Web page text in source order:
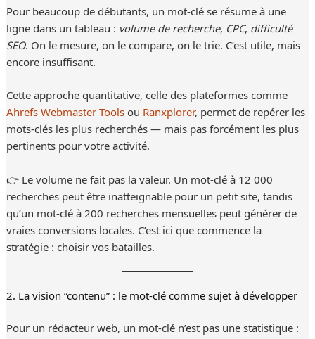
Pour beaucoup de débutants, un mot-clé se résume à une
ligne dans un tableau : volume de recherche, CPC, difficulté
SEO. On le mesure, on le compare, on le trie. C’est utile, mais
encore insuffisant.
Cette approche quantitative, celle des plateformes comme
Ahrefs Webmaster Toolsou Ranxplorer, permet de repérer les
mots-clés les plus recherchés — mais pas forcément les plus
pertinents pour votre activité.
👉 Le volume ne fait pas la valeur. Un mot-clé à 12 000
recherches peut être inatteignable pour un petit site, tandis
qu’un mot-clé à 200 recherches mensuelles peut générer de
vraies conversions locales. C’est ici que commence la
stratégie : choisir vos batailles.
2. La vision “contenu” : le mot-clé comme sujet à développer
Pour un rédacteur web, un mot-clé n’est pas une statistique :